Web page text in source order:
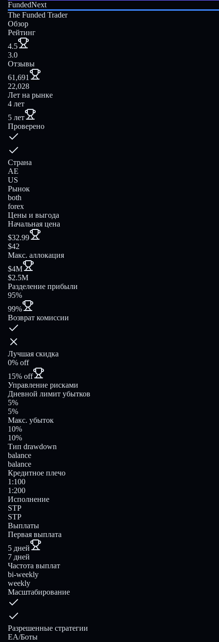
FundedNext
The Funded Trader
Обзор
Рейтинг
4.5
3.0
Отзывы
61,691
22,028
Лет на рынке
4 лет
5 лет
Проверено
Страна
AE
US
Рынок
both
forex
Цены и выгода
Начальная цена
$32.99
$42
Макс. аллокация
$4M
$2.5M
Разделение прибыли
95%
99%
Возврат комиссии
Лучшая скидка
0% off
15% off
Управление рисками
Дневной лимит убытков
5%
5%
Макс. убыток
10%
10%
Тип drawdown
balance
balance
Кредитное плечо
1:100
1:200
Исполнение
STP
STP
Выплаты
Первая выплата
5 дней
7 дней
Частота выплат
bi-weekly
weekly
Масштабирование
Разрешенные стратегии
EA/Боты